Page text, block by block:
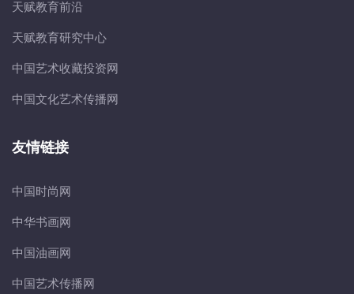
天赋教育前沿
天赋教育研究中心
中国艺术收藏投资网
中国文化艺术传播网
友情链接
中国时尚网
中华书画网
中国油画网
中国艺术传播网